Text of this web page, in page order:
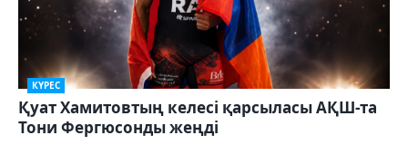
КҮРЕС
Қуат Хамитовтың келесі қарсыласы АҚШ-та
Тони Фергюсонды жеңді